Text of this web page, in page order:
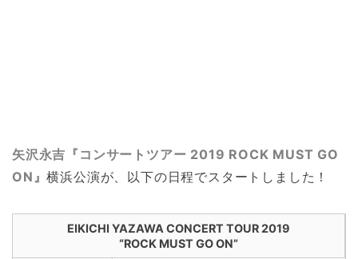
矢沢永吉『コンサートツアー 2019 ROCK MUST GO
ON』横浜公演が、以下の日程でスタートしました！
EIKICHI YAZAWA CONCERT TOUR 2019
“ROCK MUST GO ON”